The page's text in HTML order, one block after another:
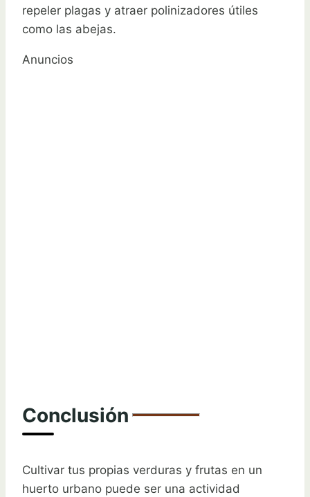
repeler plagas y atraer polinizadores útiles
como las abejas.
Anuncios
Conclusión
Cultivar tus propias verduras y frutas en un
huerto urbano puede ser una actividad